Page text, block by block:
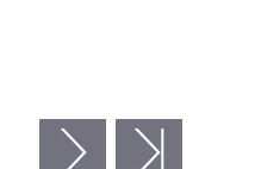
následující ›